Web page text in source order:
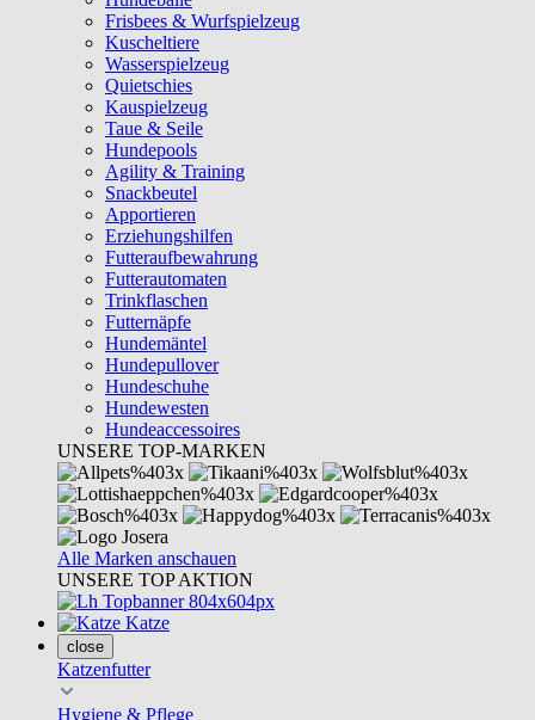
Frisbees & Wurfspielzeug
Kuscheltiere
Wasserspielzeug
Quietschies
Kauspielzeug
Taue & Seile
Hundepools
Agility & Training
Snackbeutel
Apportieren
Erziehungshilfen
Futteraufbewahrung
Futterautomaten
Trinkflaschen
Futternäpfe
Hundemäntel
Hundepullover
Hundeschuhe
Hundewesten
Hundeaccessoires
UNSERE TOP-MARKEN
Alle Marken anschauen
UNSERE TOP AKTION
Katze
close
Katzenfutter
Hygiene & Pflege